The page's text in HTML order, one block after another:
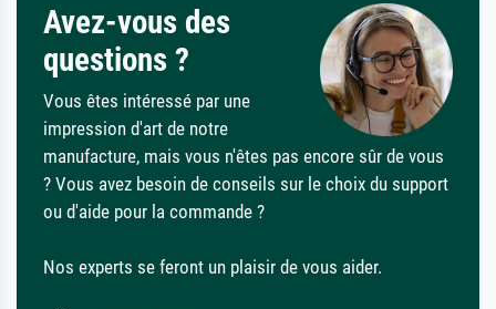
Avez-vous des
questions ?
Vous êtes intéressé par une
impression d'art de notre
manufacture, mais vous n'êtes pas encore sûr de vous
? Vous avez besoin de conseils sur le choix du support
ou d'aide pour la commande ?
Nos experts se feront un plaisir de vous aider.